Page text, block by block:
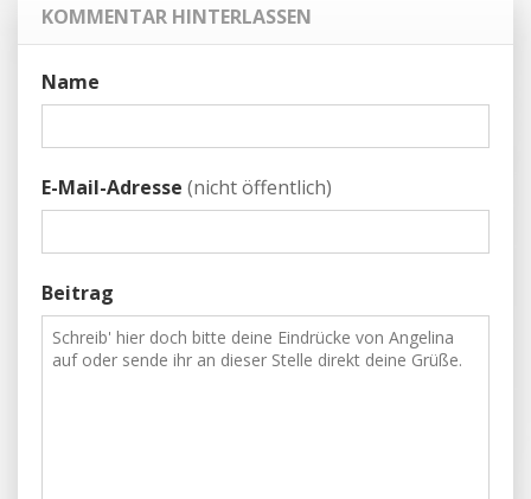
KOMMENTAR HINTERLASSEN
Name
E-Mail-Adresse (nicht öffentlich)
Beitrag